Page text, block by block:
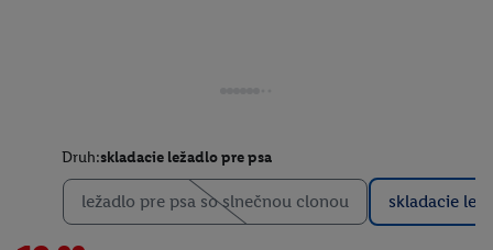
Druh:skladacie ležadlo pre psa
ležadlo pre psa so slnečnou clonou skladacie